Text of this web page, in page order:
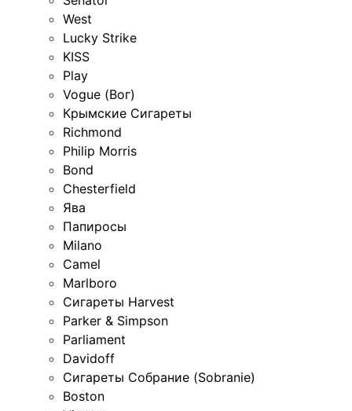
West
Lucky Strike
KISS
Play
Vogue (Вог)
Крымские Сигареты
Richmond
Philip Morris
Bond
Chesterfield
Ява
Папиросы
Milano
Camel
Marlboro
Сигареты Harvest
Parker & Simpson
Parliament
Davidoff
Сигареты Собрание (Sobranie)
Boston